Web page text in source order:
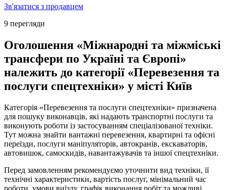
Зв'язатися з продавцем
9 перегляди
Оголошення «Міжнародні та міжміські
трансфери по Україні та Європі»
належить до категорії «Перевезення та
послуги спецтехніки» у місті Київ
Категорія «Перевезення та послуги спецтехніки» призначена
для пошуку виконавців, які надають транспортні послуги та
виконують роботи із застосуванням спеціалізованої техніки.
Тут можна знайти вантажні перевезення, квартирні та офісні
переїзди, послуги маніпуляторів, автокранів, екскаваторів,
автовишок, самоскидів, навантажувачів та іншої спецтехніки.
Перед замовленням рекомендуємо уточнити вид техніки, її
технічні характеристики, вартість послуг, мінімальний час